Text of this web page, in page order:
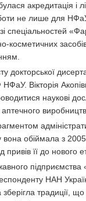
не лише для
спеціальностей
косметичних
докторської
НФаУ. Вікторія
наукові
вона обіймала з
її до нового
НАН
зберігла традиції,